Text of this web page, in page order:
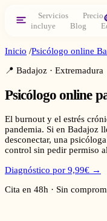
Servicios Precio
incluye
Blog
Inicio /Psicólogo online
📍 Badajoz · Extremadura
Psicólogo online
El burnout y el estrés
pandemia. Si en Badajoz
desconectar, una
control sin pedir permiso
Diagnóstico por 9,99€ →
Cita en 48h · Sin